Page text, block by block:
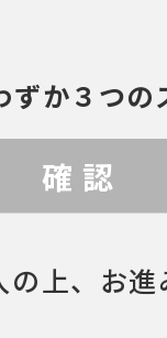
か３つの
確 認
上、お進